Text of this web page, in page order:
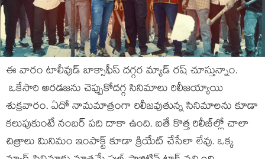
ఈ వారం టాలీవుడ్ బాక్సాఫీస్ ద‌గ్గ‌ర మ్యాడ్ ర‌ష్ చూస్తున్నాం.
ఒకేసారి అర‌డ‌జ‌ను చెప్పుకోద‌గ్గ సినిమాలు రిలీజయ్యాయి
శుక్ర‌వారం. ఏదో నామ‌మాత్రంగా రిలీజ‌వుతున్న సినిమాల‌ను కూడా
క‌లుపుకుంటే నంబ‌ర్ ప‌ది దాకా ఉంది. ఐతే కొత్త రిలీజ్‌ల్లో చాలా
చిత్రాలు మినిమం ఇంపాక్ట్ కూడా క్రియేట్ చేసేలా లేవు. ఒక్క